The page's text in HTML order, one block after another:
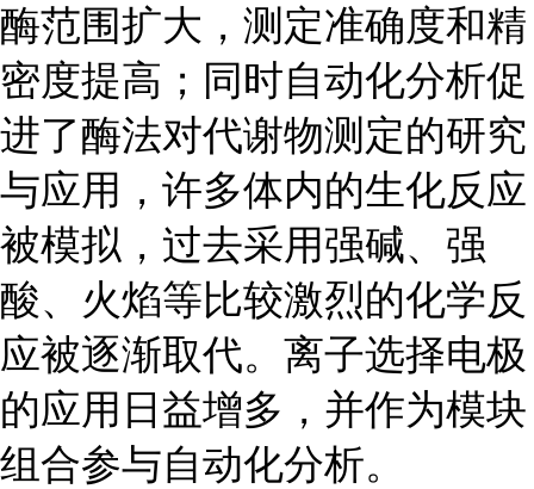
酶范围扩大，测定准确度和精
密度提高；同时自动化分析促
进了酶法对代谢物测定的研究
与应用，许多体内的生化反应
被模拟，过去采用强碱、强
酸、火焰等比较激烈的化学反
应被逐渐取代。离子选择电极
的应用日益增多，并作为模块
组合参与自动化分析。